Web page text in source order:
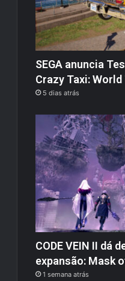
SEGA anuncia
Crazy Taxi: World
5 dias atrás
CODE VEIN II dá
expansão: Mask
1 semana atrás